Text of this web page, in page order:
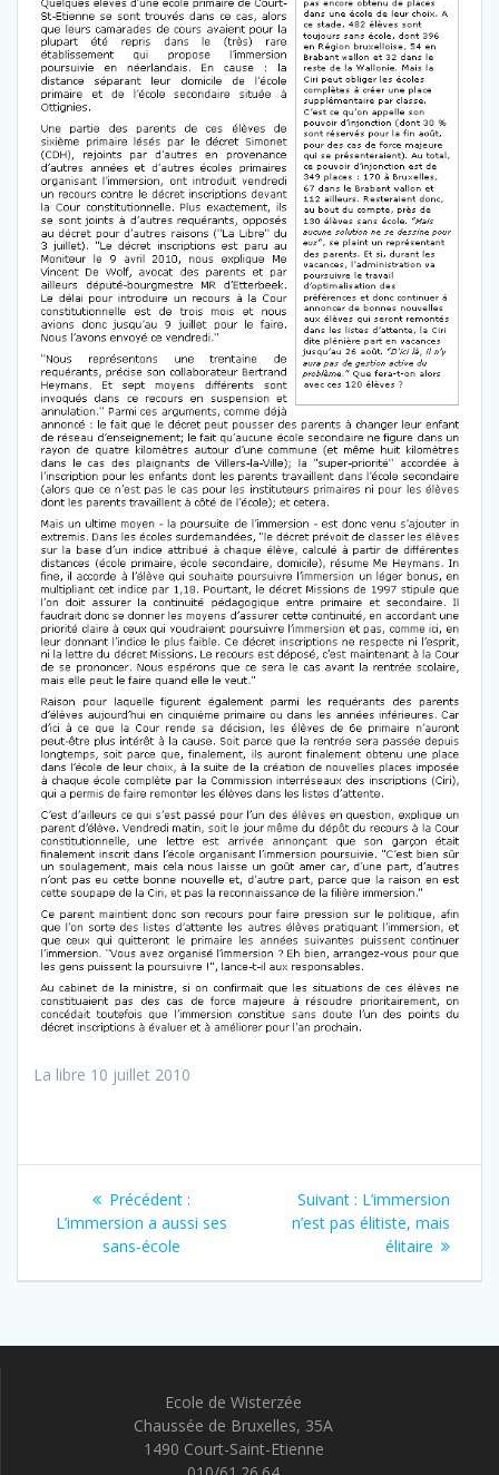
La libre 10 juillet 2010
Navigation
de
l’article
Précédent :Article
précédent
L’immersion a aussi ses
sans-école
Suivant : Article
suivant
L’immersion
n’est pas élitiste, mais
élitaire
Ecole de Wisterzée
Chaussée de Bruxelles, 35A
1490 Court-Saint-Etienne